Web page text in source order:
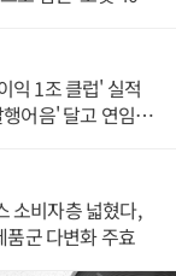
익 1조 클럽' 실적
어음' 달고 연임 향
소비자층 넓혔다,
군 다변화 주효